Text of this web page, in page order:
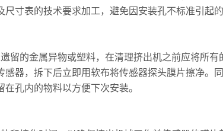
寸表的技术要求加工，避免因安装孔不标准引起
的金属异物或塑料，在清理挤出机之前应将所有
感器，拆下后立即用软布将传感器探头膜片擦净。
孔内的物料以方便下次安装。